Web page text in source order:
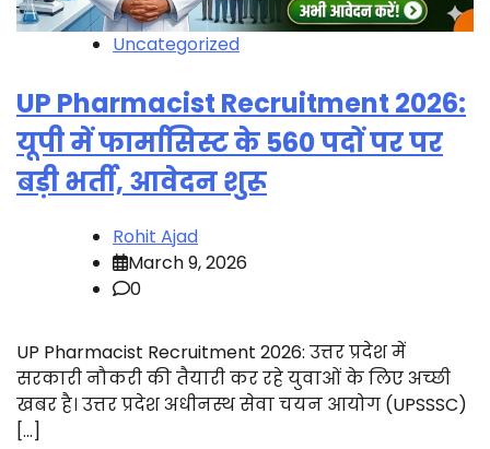
Uncategorized
UP Pharmacist Recruitment 2026:
यूपी में फार्मासिस्ट के 560 पदों पर पर
बड़ी भर्ती, आवेदन शुरू
Rohit Ajad
March 9, 2026
0
UP Pharmacist Recruitment 2026: उत्तर प्रदेश में
सरकारी नौकरी की तैयारी कर रहे युवाओं के लिए अच्छी
खबर है। उत्तर प्रदेश अधीनस्थ सेवा चयन आयोग (UPSSSC)
[…]